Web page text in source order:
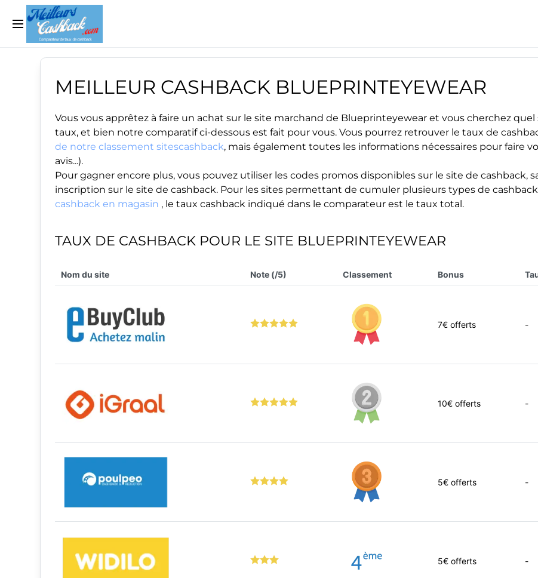
MEILLEUR CASHBACK BLUEPRINTEYEWEAR
Vous vous apprêtez à faire un achat sur le site marchand de Blueprinteyewear et vous cherchez
taux, et bien notre comparatif ci-dessous est fait pour vous. Vous pourrez retrouver le taux de
de notre classement sitescashback, mais également toutes les informations nécessaires pour faire
avis...).
Pour gagner encore plus, vous pouvez utiliser les codes promos disponibles sur le site de cashback,
inscription sur le site de cashback. Pour les sites permettant de cumuler plusieurs types de
cashback en magasin , le taux cashback indiqué dans le comparateur est le taux total.
TAUX DE CASHBACK POUR LE SITE BLUEPRINTEYEWEAR
Nom du site Note (/5) Classement Bonus
7€ offerts -
10€ offerts -
5€ offerts -
5€ offerts -